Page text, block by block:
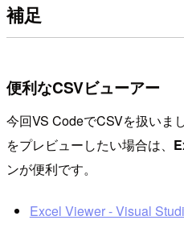
補足
便利なCSVビューアー
今回VS CodeでCSVを扱いま
をプレビューしたい場合は、
ンが便利です。
Excel Viewer - Visual